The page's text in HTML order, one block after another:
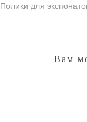
Полики для
Вам